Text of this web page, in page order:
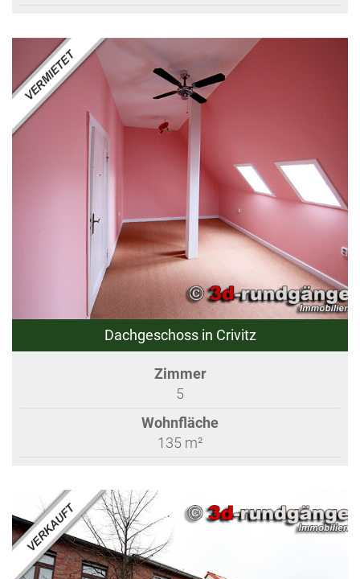
Dachgeschoss in Crivitz
Zimmer
5
Wohnfläche
135 m²